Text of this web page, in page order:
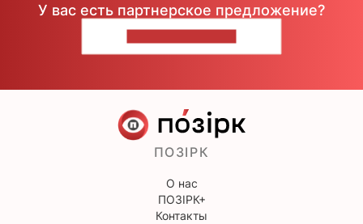
У вас есть партнерское предложение?
ПОЗІРК
О нас
ПОЗІРК+
Контакты